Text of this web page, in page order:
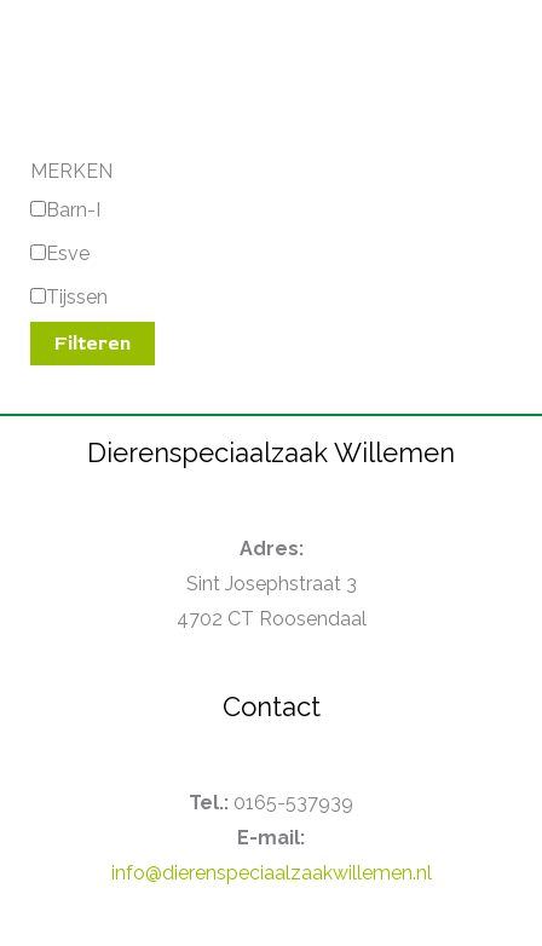
MERKEN
Barn-I
Esve
Tijssen
Filteren
Dierenspeciaalzaak Willemen
Adres:
Sint Josephstraat 3
4702 CT Roosendaal
Contact
Tel.: 0165-537939
E-mail:
info@dierenspeciaalzaakwillemen.nl